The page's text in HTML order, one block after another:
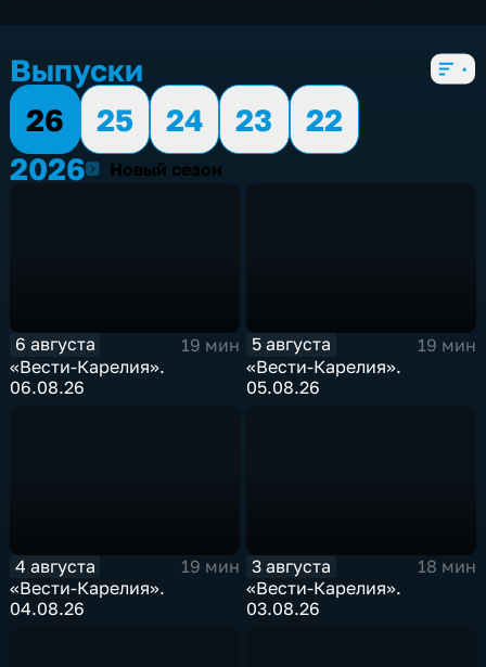
Выпуски
26
25 24 23
22
20262026 Новый сезон
6 августа
19 мин
«Вести-Карелия».
06.08.26
5 августа
19 мин
«Вести-Карелия».
05.08.26
4 августа
19 мин
«Вести-Карелия».
04.08.26
3 августа
18 мин
«Вести-Карелия».
03.08.26